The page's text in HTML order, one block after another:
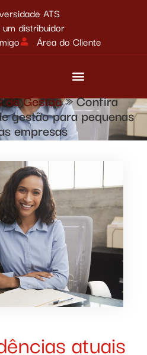
ATS
distribuidor
Área do Cliente
de Gestão»Confira
gestão para pequenas
empresas
atuais